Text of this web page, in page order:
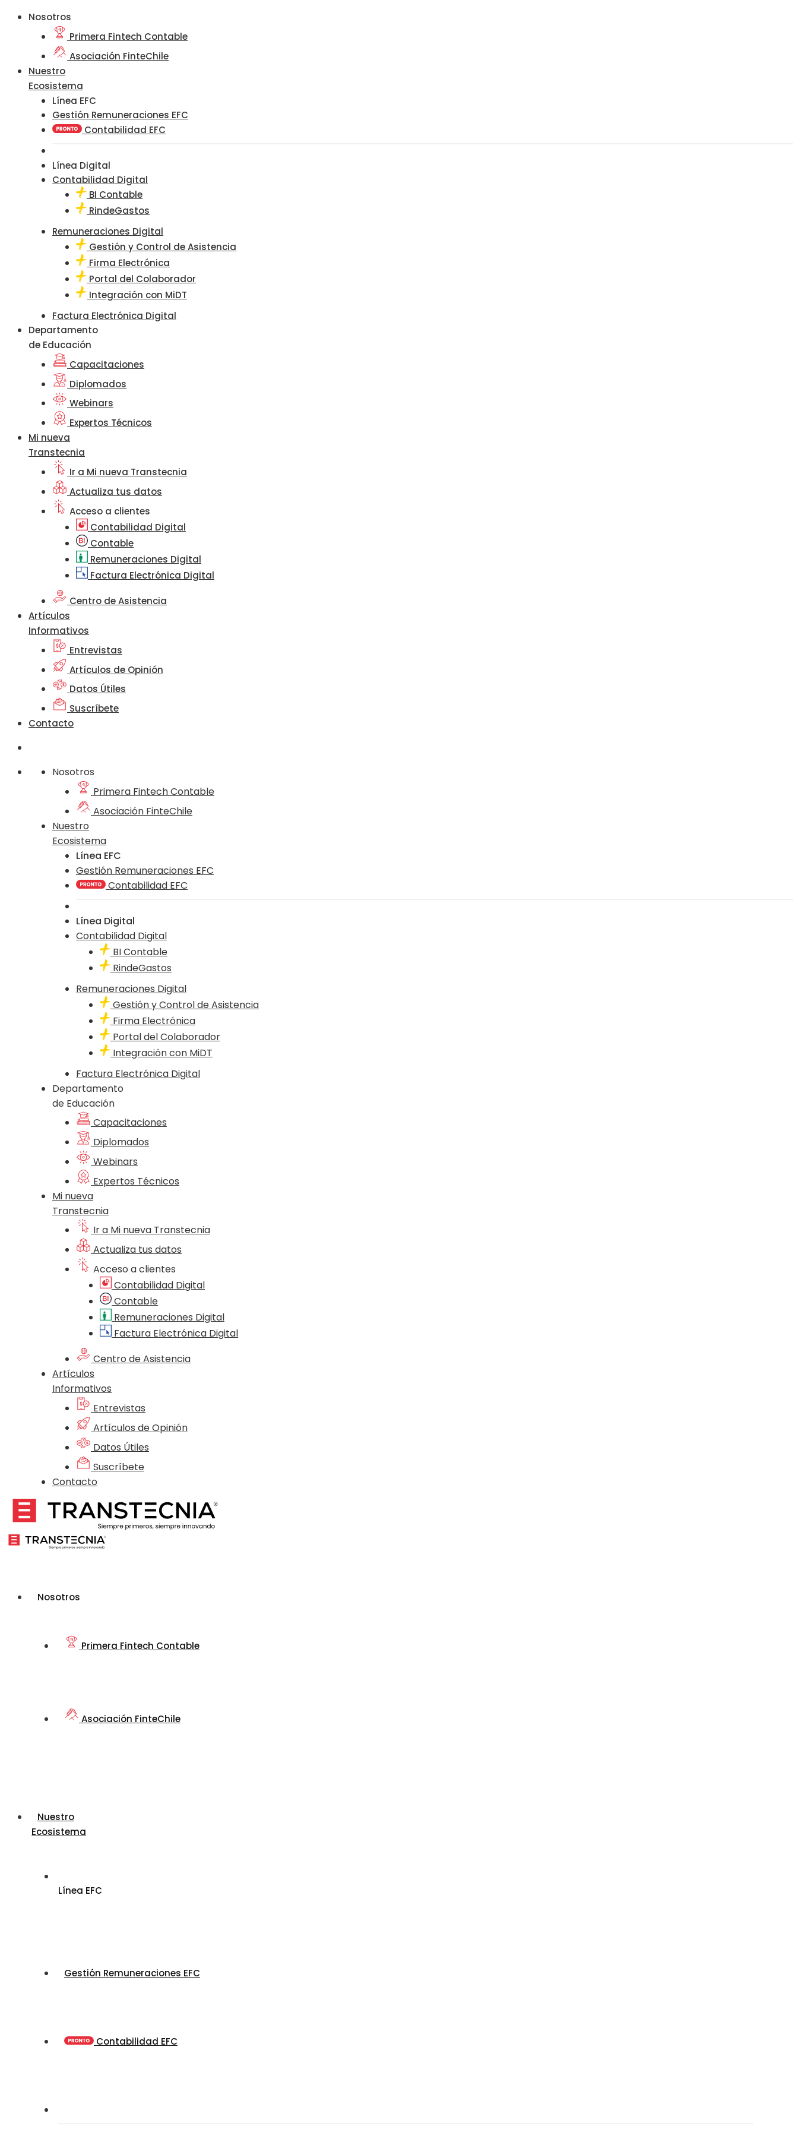
Nosotros
Primera Fintech Contable
Asociación FinteChile
Nuestro
Ecosistema
Línea EFC
Gestión Remuneraciones EFC
Contabilidad EFC
Línea Digital
Contabilidad Digital
BI Contable
RindeGastos
Remuneraciones Digital
Gestión y Control de Asistencia
Firma Electrónica
Portal del Colaborador
Integración con MiDT
Factura Electrónica Digital
Departamento
de Educación
Capacitaciones
Diplomados
Webinars
Expertos Técnicos
Mi nueva
Transtecnia
Ir a Mi nueva Transtecnia
Actualiza tus datos
Acceso a clientes
Contabilidad Digital
Contable
Remuneraciones Digital
Factura Electrónica Digital
Centro de Asistencia
Artículos
Informativos
Entrevistas
Artículos de Opinión
Datos Útiles
Suscríbete
Contacto
Nosotros
Primera Fintech Contable
Asociación FinteChile
Nuestro
Ecosistema
Línea EFC
Gestión Remuneraciones EFC
Contabilidad EFC
Línea Digital
Contabilidad Digital
BI Contable
RindeGastos
Remuneraciones Digital
Gestión y Control de Asistencia
Firma Electrónica
Portal del Colaborador
Integración con MiDT
Factura Electrónica Digital
Departamento
de Educación
Capacitaciones
Diplomados
Webinars
Expertos Técnicos
Mi nueva
Transtecnia
Ir a Mi nueva Transtecnia
Actualiza tus datos
Acceso a clientes
Contabilidad Digital
Contable
Remuneraciones Digital
Factura Electrónica Digital
Centro de Asistencia
Artículos
Informativos
Entrevistas
Artículos de Opinión
Datos Útiles
Suscríbete
Contacto
Nosotros
Primera Fintech Contable
Asociación FinteChile
Nuestro
Ecosistema
Línea EFC
Gestión Remuneraciones EFC
Contabilidad EFC